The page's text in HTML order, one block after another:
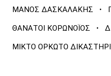
ΜΑΝΟΣ ΔΑΣΚΑΛΑΚΗΣ ·
ΘΑΝΑΤΟΙ ΚΟΡΩΝΟΪΟΣ ·
ΜΙΚΤΟ ΟΡΚΩΤΟ